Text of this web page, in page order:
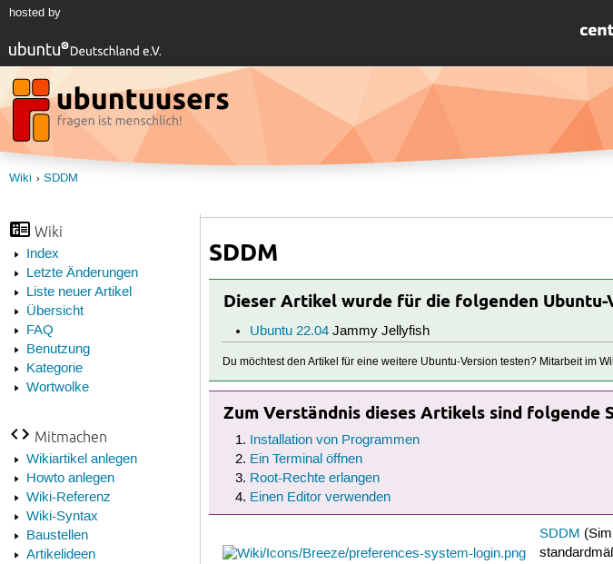
hosted by
Wiki SDDM
Wiki
Index
Letzte Änderungen
Liste neuer Artikel
Übersicht
FAQ
Benutzung
Kategorie
Wortwolke
Mitmachen
Wikiartikel anlegen
Howto anlegen
Wiki-Referenz
Wiki-Syntax
Baustellen
Artikelideen
SDDM
Dieser Artikel wurde für die folgenden
Ubuntu 22.04Jammy Jellyfish
Du möchtest den Artikel für eine weitere Ubuntu-Version testen? Mitarbeit im
Zum Verständnis dieses Artikels sind folgende
Installation von Programmen
Ein Terminal öffnen
Root-Rechte erlangen
Einen Editor verwenden
SDDM